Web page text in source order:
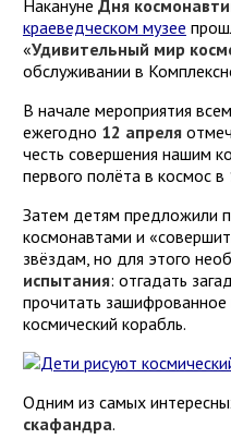
Накануне Дня
краеведческом музее
«Удивительный мир
обслуживании в
В начале мероприятия
ежегодно 12 апреля
честь совершения нашим
первого полёта в космос в
Затем детям предложили
космонавтами и
звёздам, но для этого
испытания: отгадать
прочитать зашифрованное
космический корабль.
Одним из самых
скафандра.